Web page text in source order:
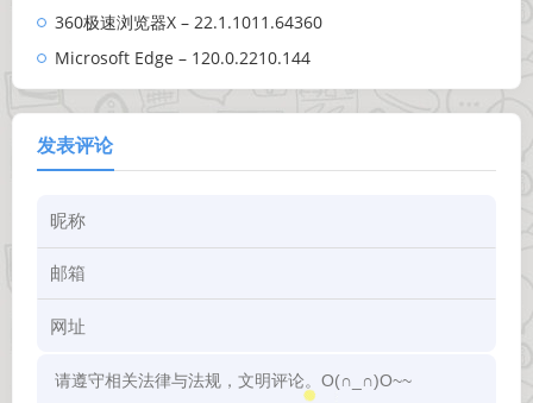
360极速浏览器X – 22.1.1011.64360
Microsoft Edge – 120.0.2210.144
发表评论